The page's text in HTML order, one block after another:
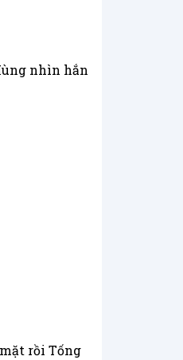
nhìn hắn
rồi Tống